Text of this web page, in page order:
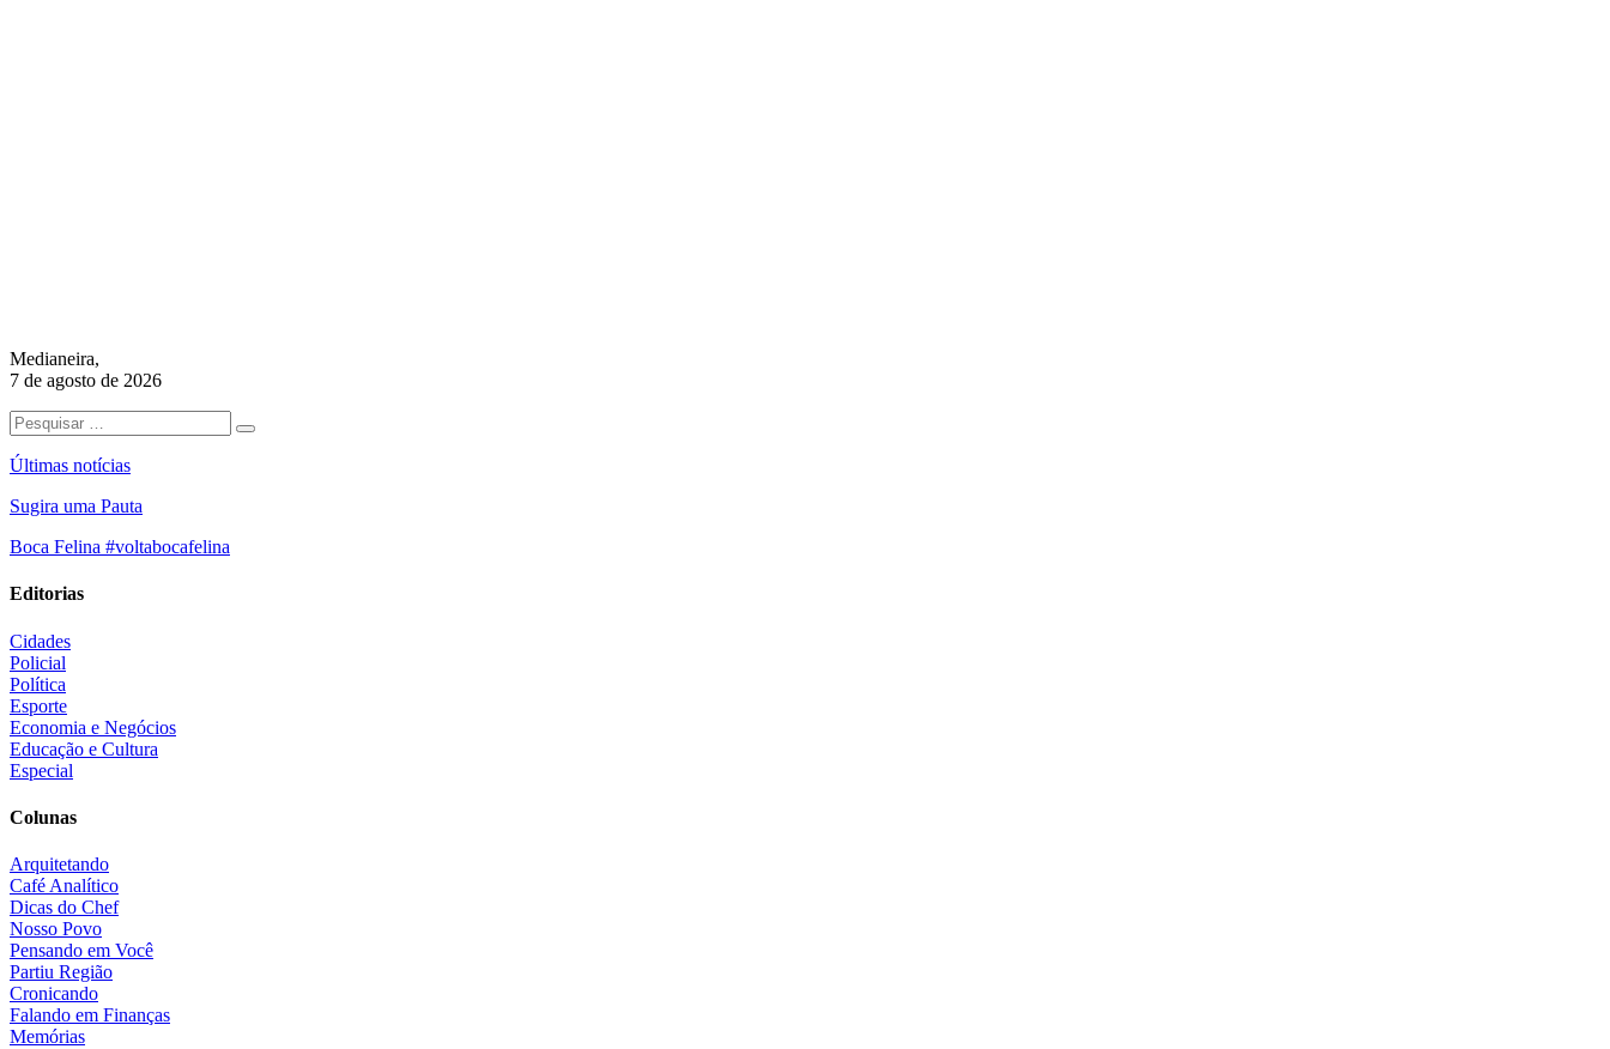
Medianeira,
7 de agosto de 2026
Últimas notícias
Sugira uma Pauta
Boca Felina #voltabocafelina
Editorias
Cidades
Policial
Política
Esporte
Economia e Negócios
Educação e Cultura
Especial
Colunas
Arquitetando
Café Analítico
Dicas do Chef
Nosso Povo
Pensando em Você
Partiu Região
Cronicando
Falando em Finanças
Memórias